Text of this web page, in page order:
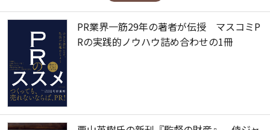
PR業界一筋29年の著者が伝授 マスコミP
Rの実践的ノウハウ詰め合わせの1冊